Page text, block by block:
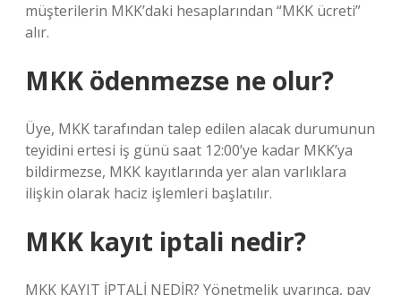
müşterilerin MKK’daki hesaplarından “MKK ücreti”
alır.
MKK ödenmezse ne olur?
Üye, MKK tarafından talep edilen alacak durumunun
teyidini ertesi iş günü saat 12:00’ye kadar MKK’ya
bildirmezse, MKK kayıtlarında yer alan varlıklara
ilişkin olarak haciz işlemleri başlatılır.
MKK kayıt iptali nedir?
MKK KAYIT İPTALİ NEDİR? Yönetmelik uyarınca, pay